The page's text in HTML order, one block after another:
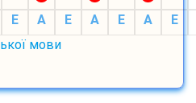
E A E A E A
E
мови